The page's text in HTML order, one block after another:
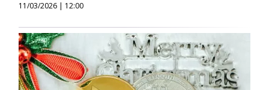
11/03/2026 | 12:00